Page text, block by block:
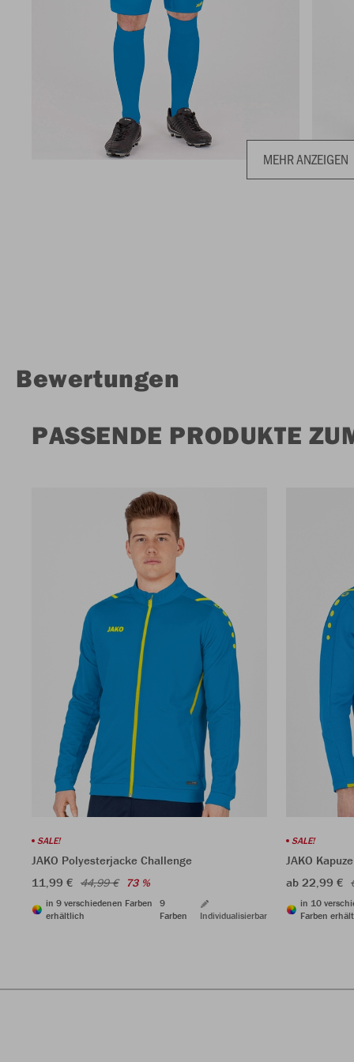
MEHR ANZEIGEN
Bewertungen
PASSENDE PRODUKTE
SALE!
JAKO Polyesterjacke Challenge
11,99 € 44,99 € 73 %
in 9 verschiedenen Farben
erhältlich
9
Farben
Individualisierbar
SALE!
JAKO
ab 22,99 €
in 10
Farben